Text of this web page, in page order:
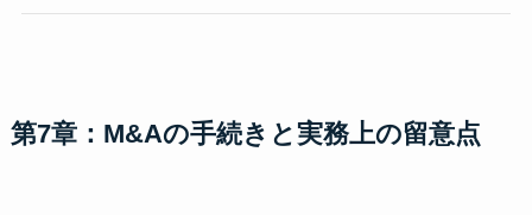
第7章：M&Aの手続きと実務上の留意点